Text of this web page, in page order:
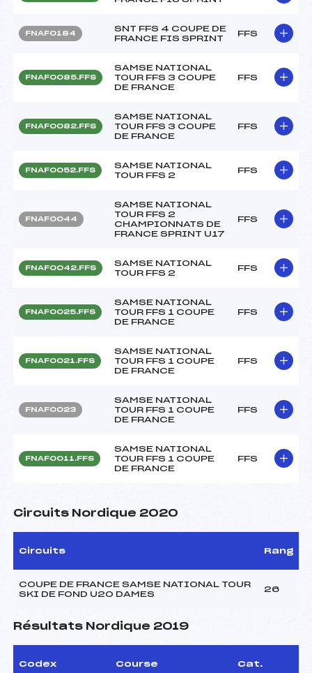
FNAF0184
SNT FFS 4 COUPE DE
FRANCE FIS SPRINT
FFS
FNAF0085.FFS
SAMSE NATIONAL
TOUR FFS 3 COUPE
DE FRANCE
FFS
FNAF0082.FFS
SAMSE NATIONAL
TOUR FFS 3 COUPE
DE FRANCE
FFS
FNAF0052.FFS
SAMSE NATIONAL
TOUR FFS 2
FFS
FNAF0044
SAMSE NATIONAL
TOUR FFS 2
CHAMPIONNATS DE
FRANCE SPRINT U17
FFS
FNAF0042.FFS
SAMSE NATIONAL
TOUR FFS 2
FFS
FNAF0025.FFS
SAMSE NATIONAL
TOUR FFS 1 COUPE
DE FRANCE
FFS
FNAF0021.FFS
SAMSE NATIONAL
TOUR FFS 1 COUPE
DE FRANCE
FFS
FNAF0023
SAMSE NATIONAL
TOUR FFS 1 COUPE
DE FRANCE
FFS
FNAF0011.FFS
SAMSE NATIONAL
TOUR FFS 1 COUPE
DE FRANCE
FFS
Circuits Nordique 2020
Circuits Rang
COUPE DE FRANCE SAMSE NATIONAL TOUR
SKI DE FOND U20 DAMES
26
Résultats Nordique 2019
Codex Course Cat.